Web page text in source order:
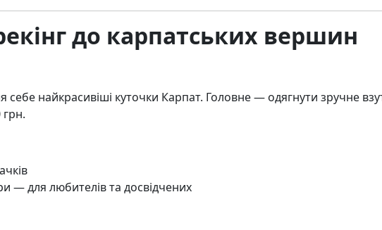
до карпатських вершин
найкрасивіші куточки Карпат. Головне — одягнути зручне
грн.
— для любителів та досвідчених